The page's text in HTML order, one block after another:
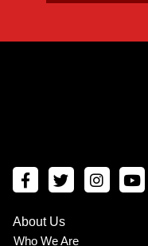
About Us
Who We Are